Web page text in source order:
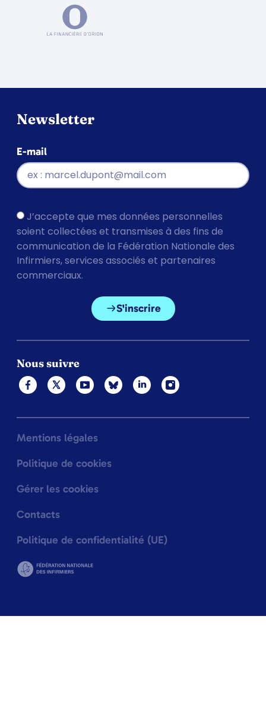
Newsletter
E-mail
J’accepte que mes données personnelles
soient collectées et transmises à des fins de
communication de la Fédération Nationale des
Infirmiers, services associés et partenaires
commerciaux.
S'inscrire
Nous suivre
Mentions légales
Politique de cookies
Gérer les cookies
Contacts
Politique de confidentialité (UE)